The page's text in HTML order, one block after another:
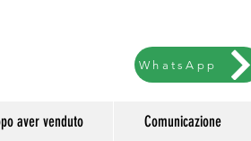
WhatsApp
aver venduto Comunicazione